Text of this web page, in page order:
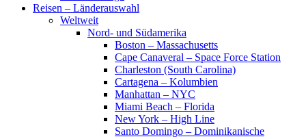
Reisen – Länderauswahl
Weltweit
Nord- und Südamerika
Boston – Massachusetts
Cape Canaveral – Space Force Station
Charleston (South Carolina)
Cartagena – Kolumbien
Manhattan – NYC
Miami Beach – Florida
New York – High Line
Santo Domingo – Dominikanische